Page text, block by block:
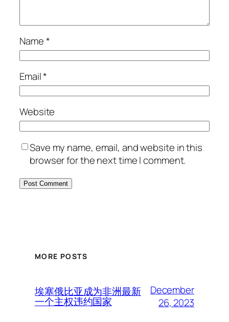
Name*
Email*
Website
Save my name, email, and website in this
browser for the next time I comment.
MORE POSTS
埃塞俄比亚成为非洲最新
一个主权违约国家
December
26, 2023